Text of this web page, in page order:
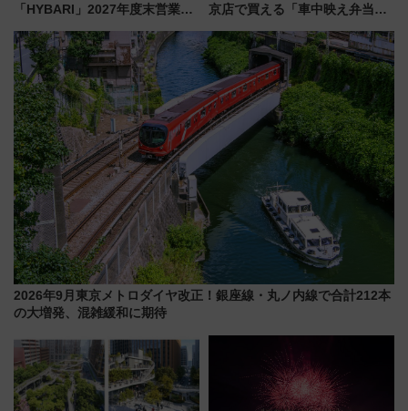
「HYBARI」2027年度末営業運
で水素利活用が加速
京店で買える「車中映え弁当」
2026年9月東京メトロダイヤ改正！銀座線・丸ノ内線で合計212本
の大増発、混雑緩和に期待